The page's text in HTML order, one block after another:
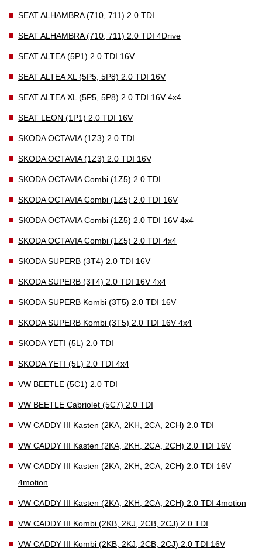
SEAT ALHAMBRA (710, 711) 2.0 TDI
SEAT ALHAMBRA (710, 711) 2.0 TDI 4Drive
SEAT ALTEA (5P1) 2.0 TDI 16V
SEAT ALTEA XL (5P5, 5P8) 2.0 TDI 16V
SEAT ALTEA XL (5P5, 5P8) 2.0 TDI 16V 4x4
SEAT LEON (1P1) 2.0 TDI 16V
SKODA OCTAVIA (1Z3) 2.0 TDI
SKODA OCTAVIA (1Z3) 2.0 TDI 16V
SKODA OCTAVIA Combi (1Z5) 2.0 TDI
SKODA OCTAVIA Combi (1Z5) 2.0 TDI 16V
SKODA OCTAVIA Combi (1Z5) 2.0 TDI 16V 4x4
SKODA OCTAVIA Combi (1Z5) 2.0 TDI 4x4
SKODA SUPERB (3T4) 2.0 TDI 16V
SKODA SUPERB (3T4) 2.0 TDI 16V 4x4
SKODA SUPERB Kombi (3T5) 2.0 TDI 16V
SKODA SUPERB Kombi (3T5) 2.0 TDI 16V 4x4
SKODA YETI (5L) 2.0 TDI
SKODA YETI (5L) 2.0 TDI 4x4
VW BEETLE (5C1) 2.0 TDI
VW BEETLE Cabriolet (5C7) 2.0 TDI
VW CADDY III Kasten (2KA, 2KH, 2CA, 2CH) 2.0 TDI
VW CADDY III Kasten (2KA, 2KH, 2CA, 2CH) 2.0 TDI 16V
VW CADDY III Kasten (2KA, 2KH, 2CA, 2CH) 2.0 TDI 16V
4motion
VW CADDY III Kasten (2KA, 2KH, 2CA, 2CH) 2.0 TDI 4motion
VW CADDY III Kombi (2KB, 2KJ, 2CB, 2CJ) 2.0 TDI
VW CADDY III Kombi (2KB, 2KJ, 2CB, 2CJ) 2.0 TDI 16V